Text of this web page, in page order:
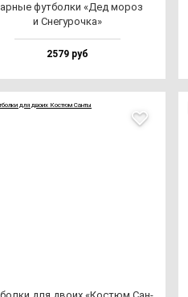
фут­бол­ки «Дед мо­роз
и Сне­гу­роч­ка»
2579 руб